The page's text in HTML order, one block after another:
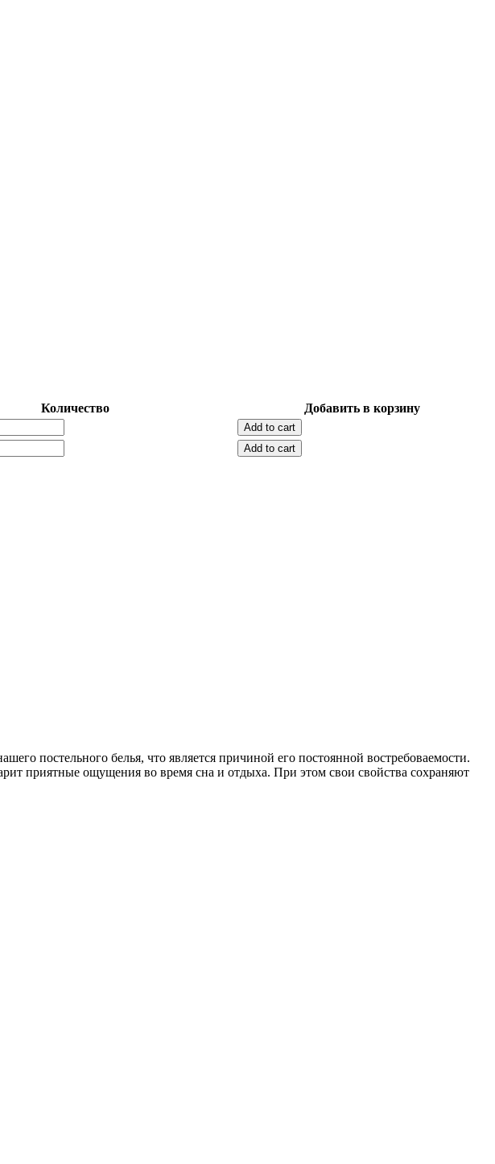
Количество
Добавить в корзину
Add to cart
Add to cart
постельного белья, что является причиной его постоянной востребоваемости.
приятные ощущения во время сна и отдыха. При этом свои свойства сохраняют